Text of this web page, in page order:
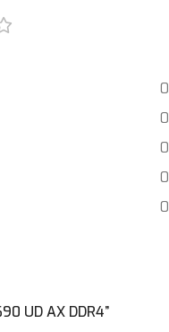
0
0
0
0
0
UD AX DDR4”